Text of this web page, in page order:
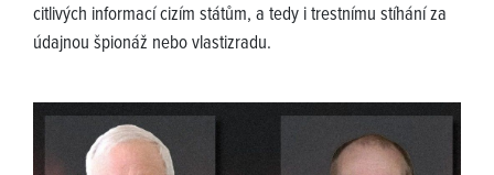
citlivých informací cizím státům, a tedy i trestnímu stíhání za
údajnou špionáž nebo vlastizradu.